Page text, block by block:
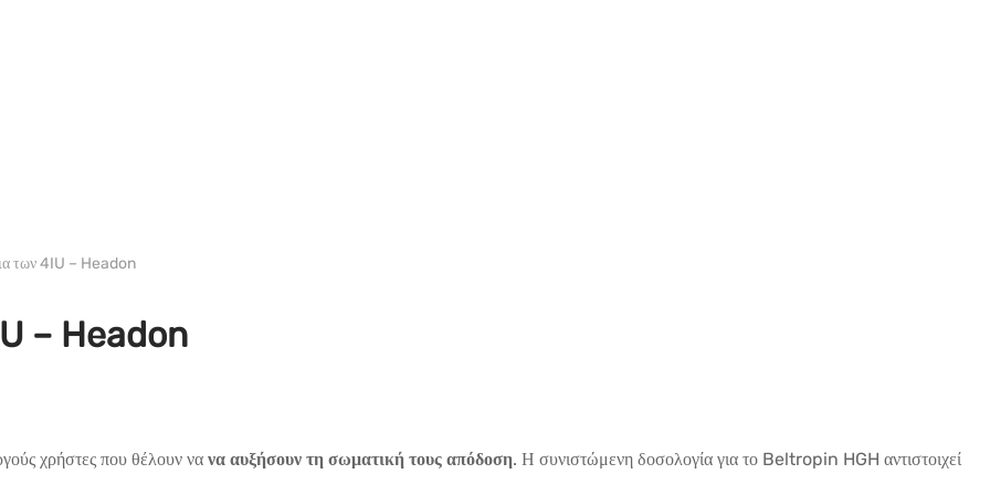
των 4IU – Headon
– Headon
χρήστες που θέλουν να να αυξήσουν τη σωματική τους απόδοση. Η συνιστώμενη δοσολογία για το Beltropin HGH αντιστοιχεί